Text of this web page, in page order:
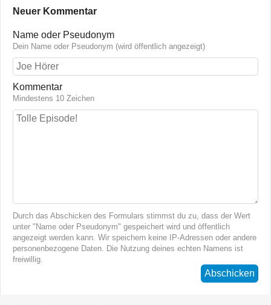
Neuer Kommentar
Name oder Pseudonym
Dein Name oder Pseudonym (wird öffentlich angezeigt)
Kommentar
Mindestens 10 Zeichen
Durch das Abschicken des Formulars stimmst du zu, dass der Wert
unter "Name oder Pseudonym" gespeichert wird und öffentlich
angezeigt werden kann. Wir speichern keine IP-Adressen oder andere
personenbezogene Daten. Die Nutzung deines echten Namens ist
freiwillig.
Abschicken